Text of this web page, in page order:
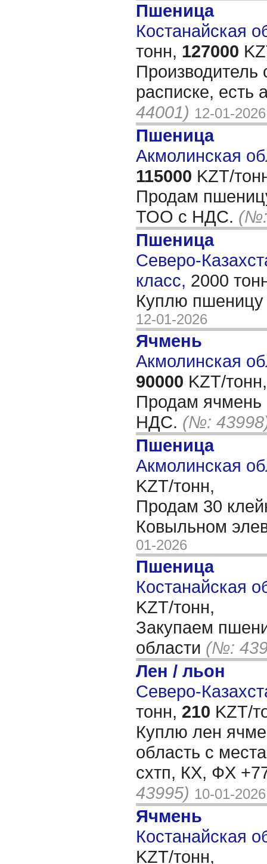
Пшеница
Костанайская
тонн, 127000
расписке, есть
44001) 12-01-2026
Пшеница
Акмолинская
115000 KZT/
Продам
ТОО с НДС. (№:
Пшеница
Северо-
класс, 2000
Куплю
12-01-2026
Ячмень
Акмолинская
90000 KZT/тонн,
Продам ячмень
НДС. (№:
Пшеница
Акмолинская
KZT/тонн,
Продам 30
Ковыльном
01-2026
Пшеница
Костанайская
KZT/тонн,
Закупаем
области (№:
Лен / льон
Северо-
тонн, 210 KZT/
Куплю лен
область с
схтп, КХ, ФХ
43995) 10-01-2026
Ячмень
Костанайская
KZT/тонн,